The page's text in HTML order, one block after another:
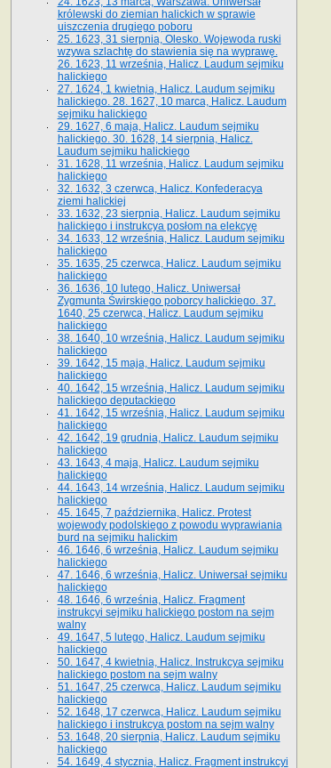
królewski do ziemian halickich w sprawie
uiszczenia drugiego poboru
25. 1623, 31 sierpnia, Olesko. Wojewoda ruski
wzywa szlachtę do stawienia się na wyprawę.
26. 1623, 11 września, Halicz. Laudum sejmiku
halickiego
27. 1624, 1 kwietnia, Halicz. Laudum sejmiku
halickiego. 28. 1627, 10 marca, Halicz. Laudum
sejmiku halickiego
29. 1627, 6 maja, Halicz. Laudum sejmiku
halickiego. 30. 1628, 14 sierpnia, Halicz.
Laudum sejmiku halickiego
31. 1628, 11 września, Halicz. Laudum sejmiku
halickiego
32. 1632, 3 czerwca, Halicz. Konfederacya
ziemi halickiej
33. 1632, 23 sierpnia, Halicz. Laudum sejmiku
halickiego i instrukcya posłom na elekcyę
34. 1633, 12 września, Halicz. Laudum sejmiku
halickiego
35. 1635, 25 czerwca, Halicz. Laudum sejmiku
halickiego
36. 1636, 10 lutego, Halicz. Uniwersał
Zygmunta Świrskiego poborcy halickiego. 37.
1640, 25 czerwca, Halicz. Laudum sejmiku
halickiego
38. 1640, 10 września, Halicz. Laudum sejmiku
halickiego
39. 1642, 15 maja, Halicz. Laudum sejmiku
halickiego
40. 1642, 15 września, Halicz. Laudum sejmiku
halickiego deputackiego
41. 1642, 15 września, Halicz. Laudum sejmiku
halickiego
42. 1642, 19 grudnia, Halicz. Laudum sejmiku
halickiego
43. 1643, 4 maja, Halicz. Laudum sejmiku
halickiego
44. 1643, 14 września, Halicz. Laudum sejmiku
halickiego
45. 1645, 7 października, Halicz. Protest
wojewody podolskiego z powodu wyprawiania
burd na sejmiku halickim
46. 1646, 6 września, Halicz. Laudum sejmiku
halickiego
47. 1646, 6 września, Halicz. Uniwersał sejmiku
halickiego
48. 1646, 6 września, Halicz. Fragment
instrukcyi sejmiku halickiego postom na sejm
walny
49. 1647, 5 lutego, Halicz. Laudum sejmiku
halickiego
50. 1647, 4 kwietnia, Halicz. Instrukcya sejmiku
halickiego postom na sejm walny
51. 1647, 25 czerwca, Halicz. Laudum sejmiku
halickiego
52. 1648, 17 czerwca, Halicz. Laudum sejmiku
halickiego i instrukcya postom na sejm walny
53. 1648, 20 sierpnia, Halicz. Laudum sejmiku
halickiego
54. 1649, 4 stycznia, Halicz. Fragment instrukcyi